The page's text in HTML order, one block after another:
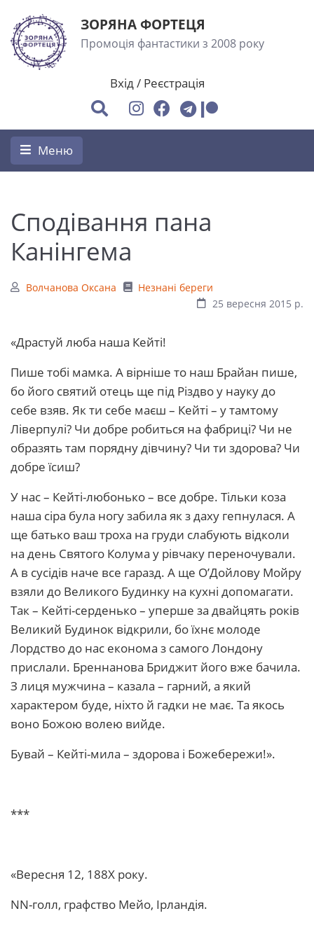
ЗОРЯНА ФОРТЕЦЯ
Промоція фантастики з 2008 року
Вхід/ Реєстрація
Меню
Сподівання пана
Канінгема
Волчанова Оксана
Незнані береги
25 вересня 2015 р.
«Драстуй люба наша Кейті!
Пише тобі мамка. А вірніше то наш Брайан пише,
бо його святий отець ще під Різдво у науку до
себе взяв. Як ти себе маєш – Кейті – у тамтому
Ліверпулі? Чи добре робиться на фабриці? Чи не
образять там порядну дівчину? Чи ти здорова? Чи
добре їсиш?
У нас – Кейті-любонько – все добре. Тільки коза
наша сіра була ногу забила як з даху гепнулася. А
ще батько ваш троха на груди слабують відколи
на день Святого Колума у рівчаку переночували.
А в сусідів наче все гаразд. А ще О’Дойлову Мойру
взяли до Великого Будинку на кухні допомагати.
Так – Кейті-серденько – уперше за двайцять років
Великий Будинок відкрили, бо їхнє молоде
Лордство до нас економа з самого Лондону
прислали. Бреннанова Бриджит його вже бачила.
З лиця мужчина – казала – гарний, а який
характером буде, ніхто й гадки не має. Та якось
воно Божою волею вийде.
Бувай – Кейті-мила – здорова і Божебережи!».
***
«Вересня 12, 188Х року.
NN-голл, графство Мейо, Ірландія.